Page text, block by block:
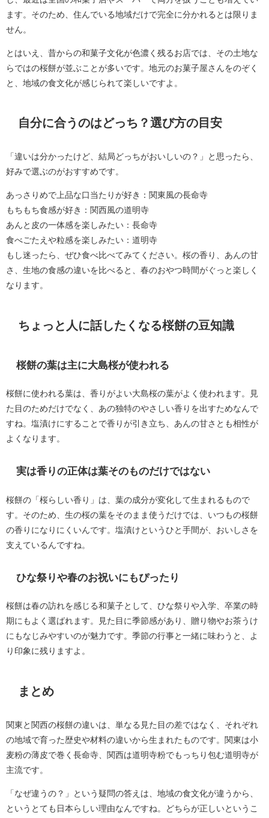
ます。そのため、住んでいる地域だけで完全に分かれるとは限りま
せん。
とはいえ、昔からの和菓子文化が色濃く残るお店では、その土地な
らではの桜餅が並ぶことが多いです。地元のお菓子屋さんをのぞく
と、地域の食文化が感じられて楽しいですよ。
自分に合うのはどっち？選び方の目安
「違いは分かったけど、結局どっちがおいしいの？」と思ったら、
好みで選ぶのがおすすめです。
あっさりめで上品な口当たりが好き：関東風の長命寺
もちもち食感が好き：関西風の道明寺
あんと皮の一体感を楽しみたい：長命寺
食べごたえや粒感を楽しみたい：道明寺
もし迷ったら、ぜひ食べ比べてみてください。桜の香り、あんの甘
さ、生地の食感の違いを比べると、春のおやつ時間がぐっと楽しく
なります。
ちょっと人に話したくなる桜餅の豆知識
桜餅の葉は主に大島桜が使われる
桜餅に使われる葉は、香りがよい大島桜の葉がよく使われます。見
た目のためだけでなく、あの独特のやさしい香りを出すためなんで
すね。塩漬けにすることで香りが引き立ち、あんの甘さとも相性が
よくなります。
実は香りの正体は葉そのものだけではない
桜餅の「桜らしい香り」は、葉の成分が変化して生まれるもので
す。そのため、生の桜の葉をそのまま使うだけでは、いつもの桜餅
の香りになりにくいんです。塩漬けというひと手間が、おいしさを
支えているんですね。
ひな祭りや春のお祝いにもぴったり
桜餅は春の訪れを感じる和菓子として、ひな祭りや入学、卒業の時
期にもよく選ばれます。見た目に季節感があり、贈り物やお茶うけ
にもなじみやすいのが魅力です。季節の行事と一緒に味わうと、よ
り印象に残りますよ。
まとめ
関東と関西の桜餅の違いは、単なる見た目の差ではなく、それぞれ
の地域で育った歴史や材料の違いから生まれたものです。関東は小
麦粉の薄皮で巻く長命寺、関西は道明寺粉でもっちり包む道明寺が
主流です。
「なぜ違うの？」という疑問の答えは、地域の食文化が違うから、
というとても日本らしい理由なんですね。どちらが正しいというこ